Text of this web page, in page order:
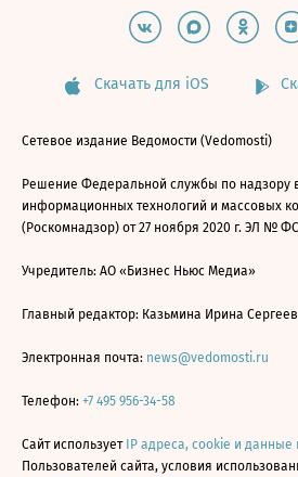
Скачать для iOS
Сетевое издание Ведомости (Vedomosti)
Решение Федеральной службы по надзору
информационных технологий и массовых
(Роскомнадзор) от 27 ноября 2020 г. ЭЛ № ФС
Учредитель: АО «Бизнес Ньюс Медиа»
Главный редактор: Казьмина Ирина
Электронная почта: news@vedomosti.ru
Телефон: +7 495 956-34-58
Сайт использует IP адреса, cookie и данные
Пользователей сайта, условия